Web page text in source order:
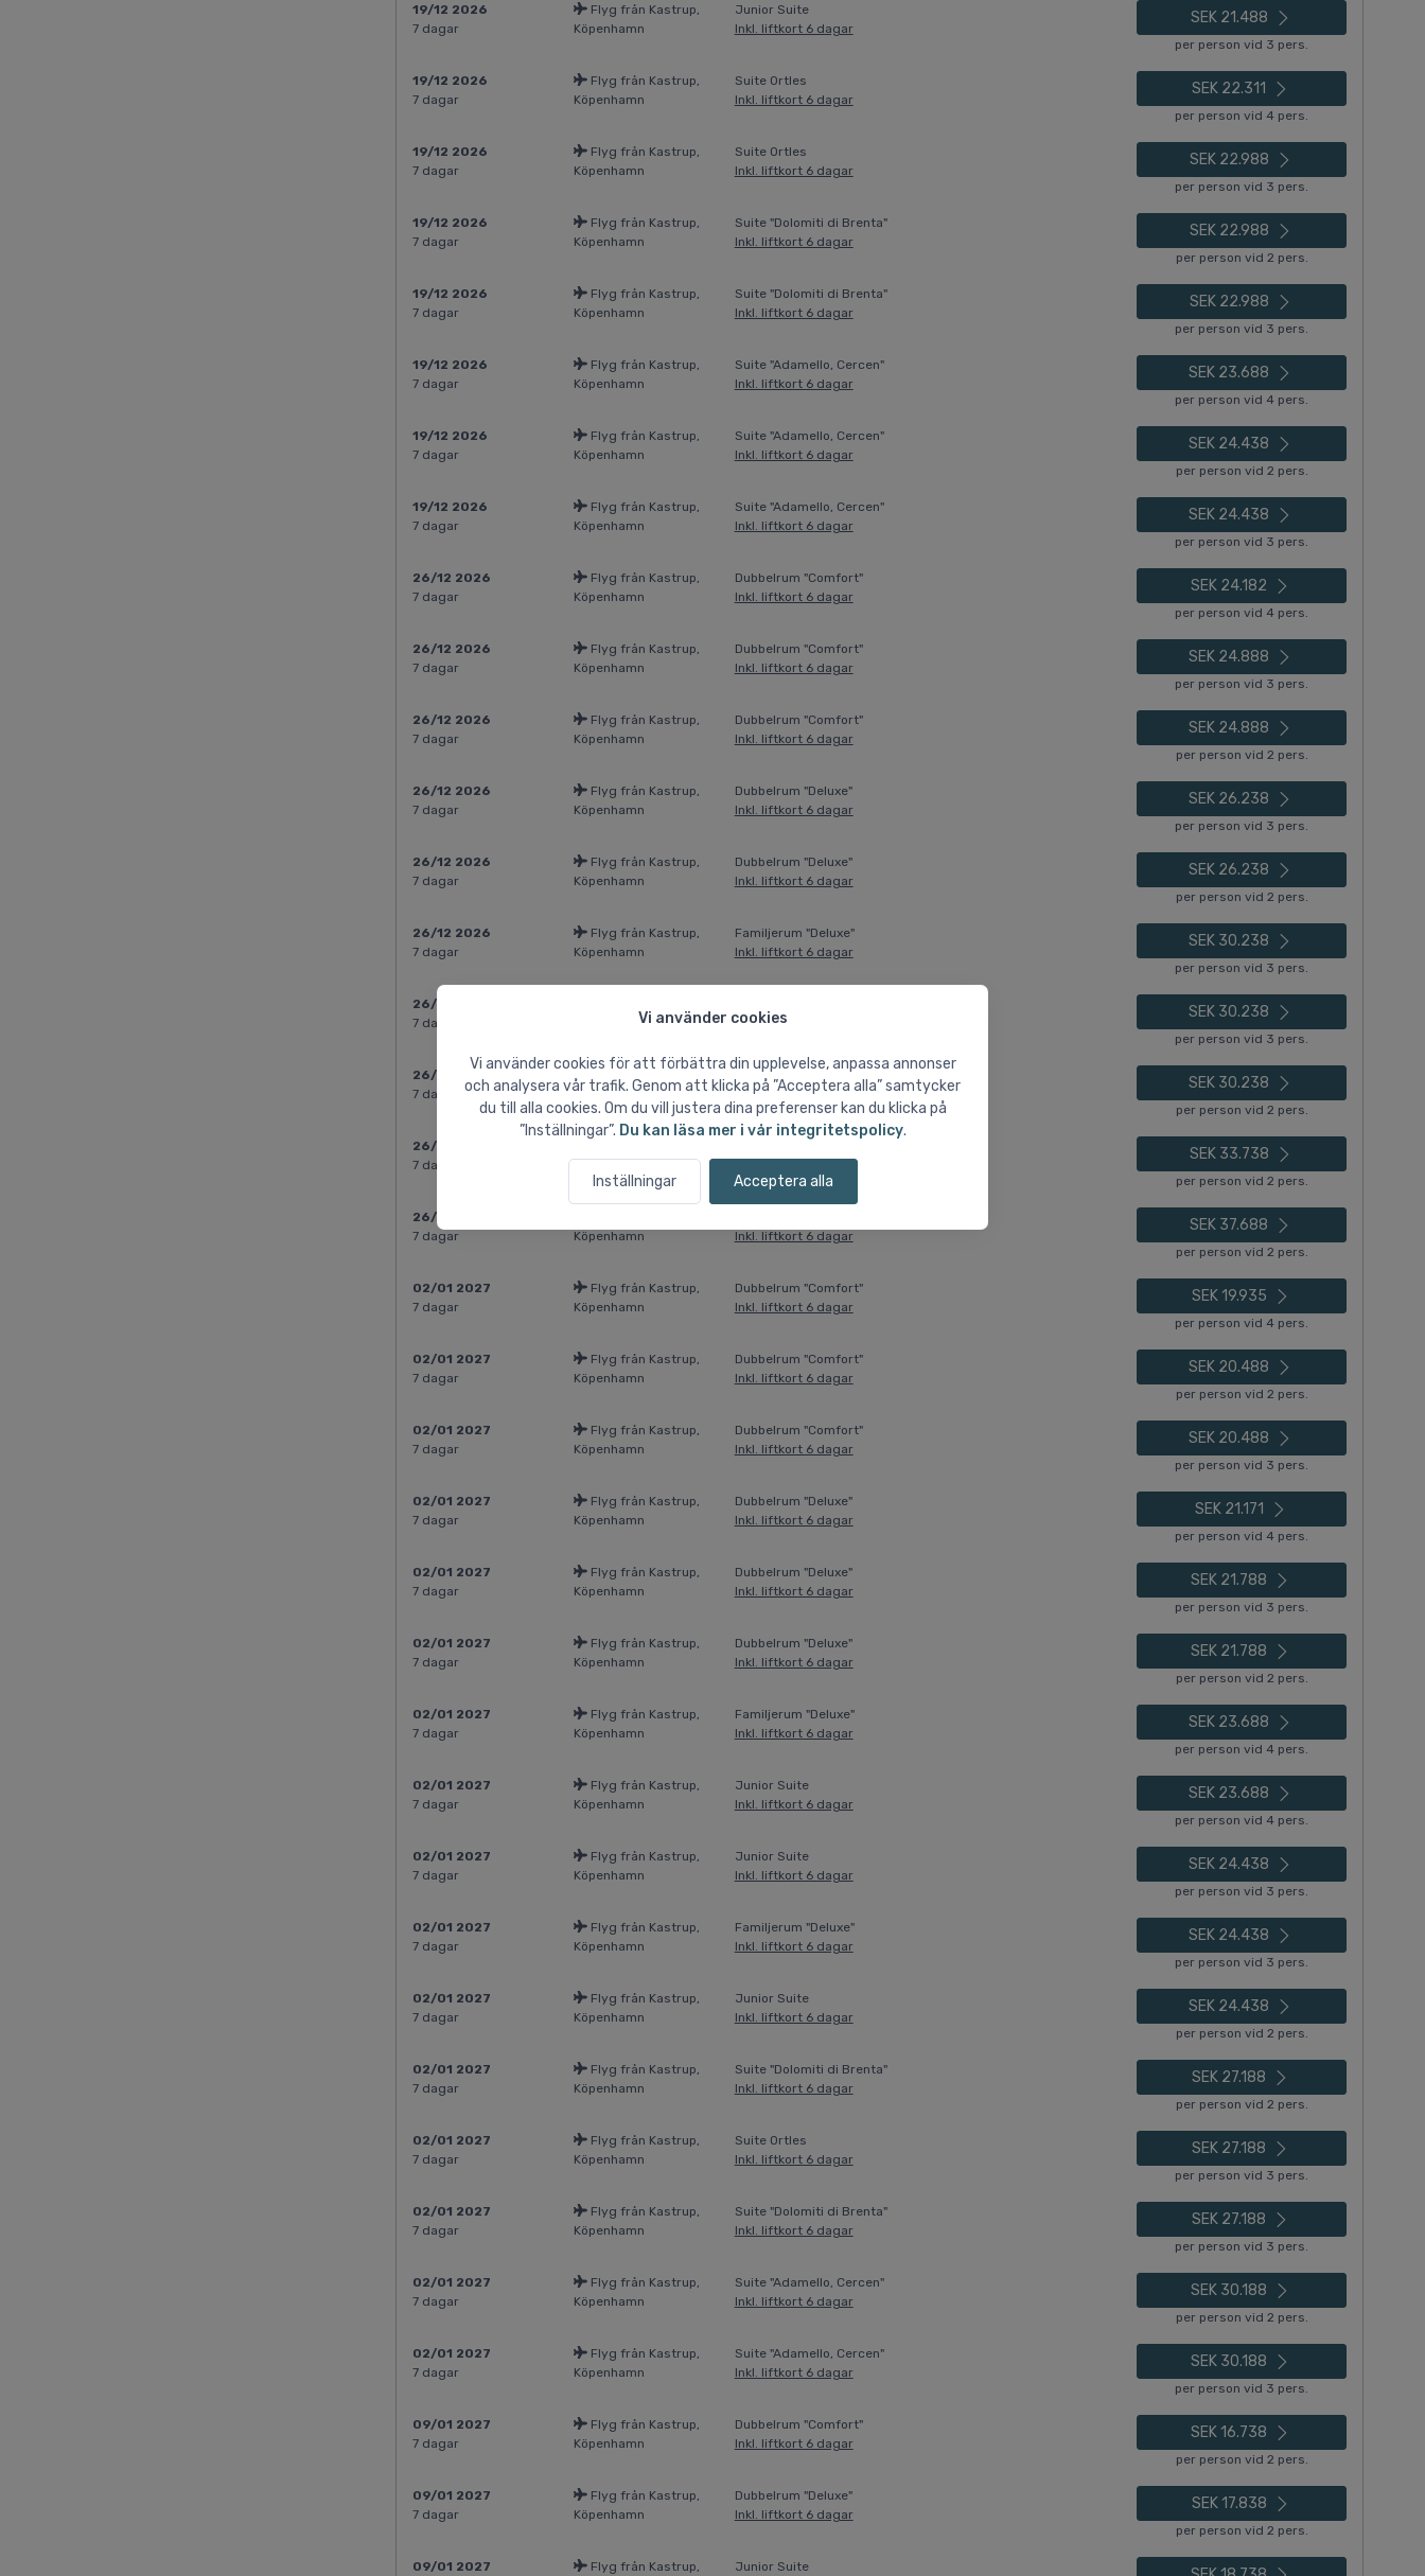
Vi använder cookies
Vi använder cookies för att förbättra din upplevelse, anpassa annonser
och analysera vår trafik. Genom att klicka på ”Acceptera alla” samtycker
du till alla cookies. Om du vill justera dina preferenser kan du klicka på
”Inställningar”. Du kan läsa mer i vår integritetspolicy.
Inställningar Acceptera alla
19/12 2026
7 dagar
Flyg från Kastrup,
Köpenhamn
Junior Suite
Inkl. liftkort 6 dagar
SEK 21.488
per person vid 3 pers.
19/12 2026
7 dagar
Flyg från Kastrup,
Köpenhamn
Suite Ortles
Inkl. liftkort 6 dagar
SEK 22.311
per person vid 4 pers.
19/12 2026
7 dagar
Flyg från Kastrup,
Köpenhamn
Suite Ortles
Inkl. liftkort 6 dagar
SEK 22.988
per person vid 3 pers.
19/12 2026
7 dagar
Flyg från Kastrup,
Köpenhamn
Suite "Dolomiti di Brenta"
Inkl. liftkort 6 dagar
SEK 22.988
per person vid 2 pers.
19/12 2026
7 dagar
Flyg från Kastrup,
Köpenhamn
Suite "Dolomiti di Brenta"
Inkl. liftkort 6 dagar
SEK 22.988
per person vid 3 pers.
19/12 2026
7 dagar
Flyg från Kastrup,
Köpenhamn
Suite "Adamello, Cercen"
Inkl. liftkort 6 dagar
SEK 23.688
per person vid 4 pers.
19/12 2026
7 dagar
Flyg från Kastrup,
Köpenhamn
Suite "Adamello, Cercen"
Inkl. liftkort 6 dagar
SEK 24.438
per person vid 2 pers.
19/12 2026
7 dagar
Flyg från Kastrup,
Köpenhamn
Suite "Adamello, Cercen"
Inkl. liftkort 6 dagar
SEK 24.438
per person vid 3 pers.
26/12 2026
7 dagar
Flyg från Kastrup,
Köpenhamn
Dubbelrum "Comfort"
Inkl. liftkort 6 dagar
SEK 24.182
per person vid 4 pers.
26/12 2026
7 dagar
Flyg från Kastrup,
Köpenhamn
Dubbelrum "Comfort"
Inkl. liftkort 6 dagar
SEK 24.888
per person vid 3 pers.
26/12 2026
7 dagar
Flyg från Kastrup,
Köpenhamn
Dubbelrum "Comfort"
Inkl. liftkort 6 dagar
SEK 24.888
per person vid 2 pers.
26/12 2026
7 dagar
Flyg från Kastrup,
Köpenhamn
Dubbelrum "Deluxe"
Inkl. liftkort 6 dagar
SEK 26.238
per person vid 3 pers.
26/12 2026
7 dagar
Flyg från Kastrup,
Köpenhamn
Dubbelrum "Deluxe"
Inkl. liftkort 6 dagar
SEK 26.238
per person vid 2 pers.
26/12 2026
7 dagar
Flyg från Kastrup,
Köpenhamn
Familjerum "Deluxe"
Inkl. liftkort 6 dagar
SEK 30.238
per person vid 3 pers.
26/12 2026
7 dagar
Köpenhamn
Inkl. liftkort 6 dagar
SEK 30.238
per person vid 3 pers.
26/12 2026
7 dagar
Köpenhamn
Junior Suite
Inkl. liftkort 6 dagar
SEK 30.238
per person vid 2 pers.
26/12 2026
7 dagar
Köpenhamn
SEK 33.738
per person vid 2 pers.
26/12 2026
7 dagar
Köpenhamn
Inkl. liftkort 6 dagar
SEK 37.688
per person vid 2 pers.
02/01 2027
7 dagar
Flyg från Kastrup,
Köpenhamn
Dubbelrum "Comfort"
Inkl. liftkort 6 dagar
SEK 19.935
per person vid 4 pers.
02/01 2027
7 dagar
Flyg från Kastrup,
Köpenhamn
Dubbelrum "Comfort"
Inkl. liftkort 6 dagar
SEK 20.488
per person vid 2 pers.
02/01 2027
7 dagar
Flyg från Kastrup,
Köpenhamn
Dubbelrum "Comfort"
Inkl. liftkort 6 dagar
SEK 20.488
per person vid 3 pers.
02/01 2027
7 dagar
Flyg från Kastrup,
Köpenhamn
Dubbelrum "Deluxe"
Inkl. liftkort 6 dagar
SEK 21.171
per person vid 4 pers.
02/01 2027
7 dagar
Flyg från Kastrup,
Köpenhamn
Dubbelrum "Deluxe"
Inkl. liftkort 6 dagar
SEK 21.788
per person vid 3 pers.
02/01 2027
7 dagar
Flyg från Kastrup,
Köpenhamn
Dubbelrum "Deluxe"
Inkl. liftkort 6 dagar
SEK 21.788
per person vid 2 pers.
02/01 2027
7 dagar
Flyg från Kastrup,
Köpenhamn
Familjerum "Deluxe"
Inkl. liftkort 6 dagar
SEK 23.688
per person vid 4 pers.
02/01 2027
7 dagar
Flyg från Kastrup,
Köpenhamn
Junior Suite
Inkl. liftkort 6 dagar
SEK 23.688
per person vid 4 pers.
02/01 2027
7 dagar
Flyg från Kastrup,
Köpenhamn
Junior Suite
Inkl. liftkort 6 dagar
SEK 24.438
per person vid 3 pers.
02/01 2027
7 dagar
Flyg från Kastrup,
Köpenhamn
Familjerum "Deluxe"
Inkl. liftkort 6 dagar
SEK 24.438
per person vid 3 pers.
02/01 2027
7 dagar
Flyg från Kastrup,
Köpenhamn
Junior Suite
Inkl. liftkort 6 dagar
SEK 24.438
per person vid 2 pers.
02/01 2027
7 dagar
Flyg från Kastrup,
Köpenhamn
Suite "Dolomiti di Brenta"
Inkl. liftkort 6 dagar
SEK 27.188
per person vid 2 pers.
02/01 2027
7 dagar
Flyg från Kastrup,
Köpenhamn
Suite Ortles
Inkl. liftkort 6 dagar
SEK 27.188
per person vid 3 pers.
02/01 2027
7 dagar
Flyg från Kastrup,
Köpenhamn
Suite "Dolomiti di Brenta"
Inkl. liftkort 6 dagar
SEK 27.188
per person vid 3 pers.
02/01 2027
7 dagar
Flyg från Kastrup,
Köpenhamn
Suite "Adamello, Cercen"
Inkl. liftkort 6 dagar
SEK 30.188
per person vid 2 pers.
02/01 2027
7 dagar
Flyg från Kastrup,
Köpenhamn
Suite "Adamello, Cercen"
Inkl. liftkort 6 dagar
SEK 30.188
per person vid 3 pers.
09/01 2027
7 dagar
Flyg från Kastrup,
Köpenhamn
Dubbelrum "Comfort"
Inkl. liftkort 6 dagar
SEK 16.738
per person vid 2 pers.
09/01 2027
7 dagar
Flyg från Kastrup,
Köpenhamn
Dubbelrum "Deluxe"
Inkl. liftkort 6 dagar
SEK 17.838
per person vid 2 pers.
09/01 2027 Flyg från Kastrup, Junior Suite